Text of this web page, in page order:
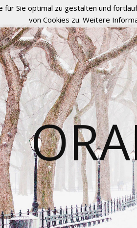
für Sie optimal zu gestalten und
von Cookies zu. Weitere